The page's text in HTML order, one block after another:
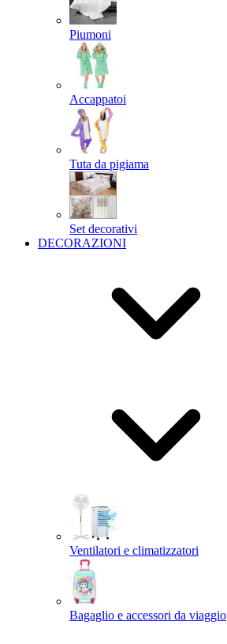
Piumoni
Accappatoi
Tuta da pigiama
Set decorativi
DECORAZIONI
Ventilatori e climatizzatori
Bagaglio e accessori da viaggio